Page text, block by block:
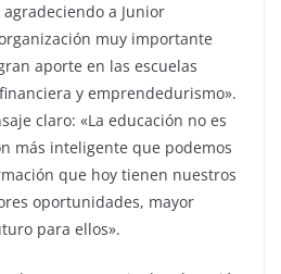
a Junior
muy importante
aporte en las escuelas
y emprendedurismo».
claro: «La educación no es
más inteligente que podemos
que hoy tienen nuestros
oportunidades, mayor
para ellos».